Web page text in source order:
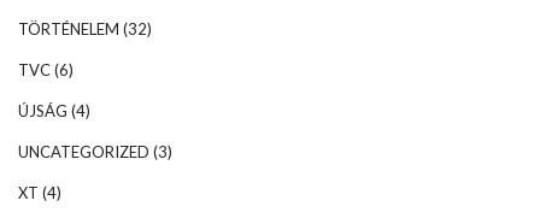
TÖRTÉNELEM (32)
TVC(6)
ÚJSÁG (4)
UNCATEGORIZED (3)
XT (4)